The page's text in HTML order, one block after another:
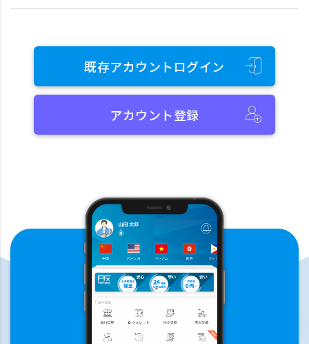
既存アカウントログイン
アカウント登録